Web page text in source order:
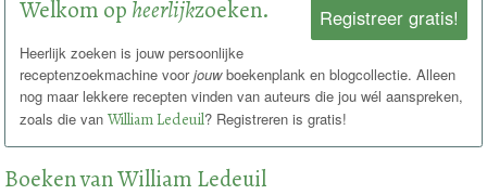
Registreer gratis!
Welkom op heerlijkzoeken.
Heerlijk zoeken is jouw persoonlijke
receptenzoekmachine voorjouwboekenplank en blogcollectie. Alleen
nog maar lekkere recepten vinden van auteurs die jou wél aanspreken,
zoals die vanWilliam Ledeuil? Registreren is gratis!
Boeken van William Ledeuil